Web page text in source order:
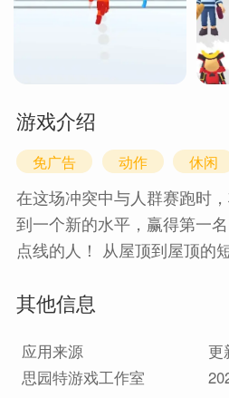
游戏介绍
免广告 动作 休闲
在这场冲突中与人群赛跑时
到一个新的水平，赢得第一
点线的人！ 从屋顶到屋顶的
人，争夺每日比赛的特殊奖励
对手发怒！
其他信息
应用来源
更
思园特游戏工作室